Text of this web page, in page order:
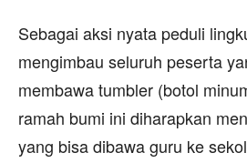
Sebagai aksi nyata peduli
mengimbau seluruh peserta
membawa tumbler (botol
ramah bumi ini diharapkan
yang bisa dibawa guru ke